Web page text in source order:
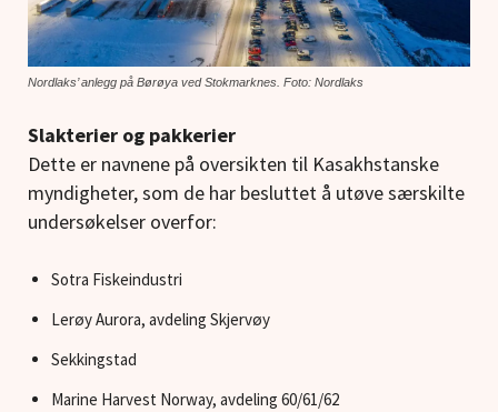
Nordlaks’ anlegg på Børøya ved Stokmarknes. Foto: Nordlaks
Slakterier og pakkerier
Dette er navnene på oversikten til Kasakhstanske
myndigheter, som de har besluttet å utøve særskilte
undersøkelser overfor:
Sotra Fiskeindustri
Lerøy Aurora, avdeling Skjervøy
Sekkingstad
Marine Harvest Norway, avdeling 60/61/62